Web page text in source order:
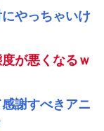
やっちゃいけ
が悪くなるｗ
謝すべきアニ